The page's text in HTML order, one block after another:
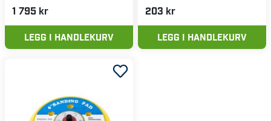
1 795 kr
LEGG I HANDLEKURV
203 kr
LEGG I HANDLEKURV